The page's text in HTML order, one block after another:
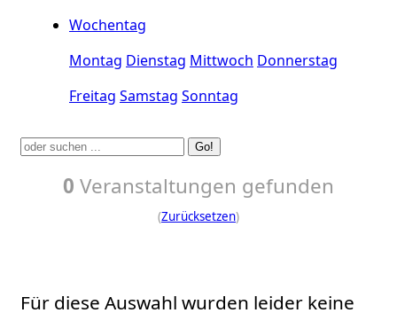
Wochentag
Montag Dienstag Mittwoch Donnerstag
Freitag Samstag Sonntag
Go!
0 Veranstaltungen gefunden
(Zurücksetzen)
Für diese Auswahl wurden leider keine